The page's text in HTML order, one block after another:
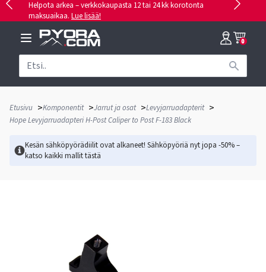
Helpota arkea – verkkokaupasta 12 tai 24 kk korotonta
maksuaikaa. Lue lisää!
0
Etusivu >Komponentit >Jarrut ja osat >Levyjarruadapterit >
Hope Levyjarruadapteri H-Post Caliper to Post F-183 Black
Kesän sähköpyörädiilit ovat alkaneet! Sähköpyöriä nyt jopa -50% –
katso kaikki mallittästä